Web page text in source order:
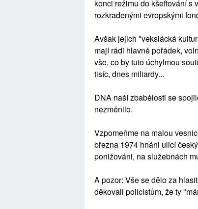
konci režimu do kšeftování s
rozkradenými evropskými
Avšak jejich "vekslácká
mají rádi hlavně pořádek,
vše, co by tuto úchylmou
tisíc, dnes miliardy...
DNA naší zbabělosti se
nezměnilo.
Vzpomeňme na malou
března 1974 hnáni ulicí
ponižováni, na služebnách
A pozor: Vše se dělo za
děkovali policistům, že ty